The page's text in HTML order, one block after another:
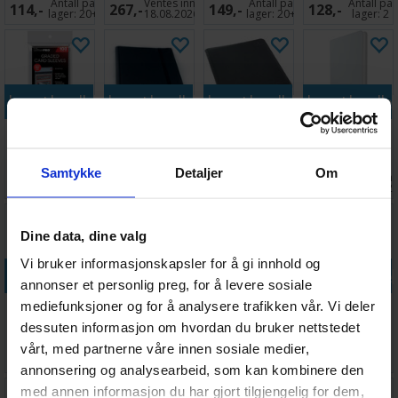
Samtykke Detaljer Om
Dine data, dine valg
Vi bruker informasjonskapsler for å gi innhold og
annonser et personlig preg, for å levere sosiale
mediefunksjoner og for å analysere trafikken vår. Vi deler
dessuten informasjon om hvordan du bruker nettstedet
vårt, med partnerne våre innen sosiale medier,
annonsering og analysearbeid, som kan kombinere den
med annen informasjon du har gjort tilgjengelig for dem,
66x91
114,- Antall på
lager: 20+
Silver X100
267,-Ventes inn
18.08.2026
Guard
149,- Antall på
lager:20+
66x91
128,- Antall på
lager:2
Legg i handlekurven
PSA - 100 stk
Antall på
Legg i handlekurven
Antall på
Legg i handlekurven
Pocket Svart
399,-
Legg i
Album Zip-Up
Hvit
370,- Antall på
12
Legg i handlekurven
Boulder 60+
Clear
88,- Antall på
20+
Legg i handlekurven
Standard Card
Game Value
Pack 66x91
x200
149,- Antall på
lager:
Legg i handlekurven
Ringperm
Pokemon
Pikachu
224,- Antall på
lager:
Legg i
Precise-Fit
Side-Loading
49,- lager: